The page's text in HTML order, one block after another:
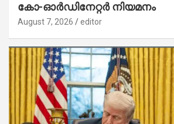
കോ-ഓർഡിനേറ്റർ നിയമനം
August 7, 2026 editor